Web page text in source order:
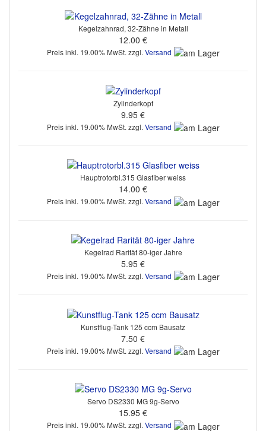
Kegelzahnrad, 32-Zähne in Metall
12.00 €
Preis inkl. 19.00% MwSt. zzgl. Versand
Zylinderkopf
9.95 €
Preis inkl. 19.00% MwSt. zzgl. Versand
Hauptrotorbl.315 Glasfiber weiss
14.00 €
Preis inkl. 19.00% MwSt. zzgl. Versand
Kegelrad Rarität 80-iger Jahre
5.95 €
Preis inkl. 19.00% MwSt. zzgl. Versand
Kunstflug-Tank 125 ccm Bausatz
7.50 €
Preis inkl. 19.00% MwSt. zzgl. Versand
Servo DS2330 MG 9g-Servo
15.95 €
Preis inkl. 19.00% MwSt. zzgl. Versand